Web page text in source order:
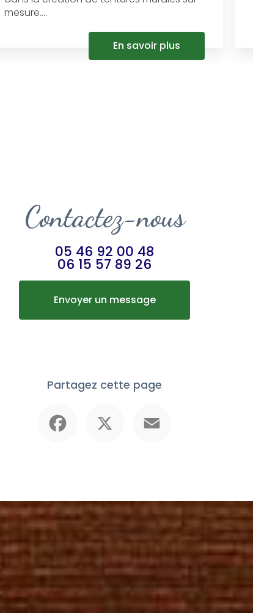
mesure....
En savoir plus
Contactez-nous
05 46 92 00 48
06 15 57 89 26
Envoyer un message
Partagez cette page